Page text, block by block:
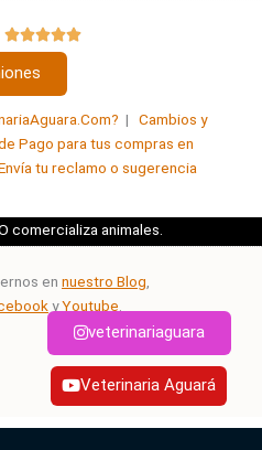
Valorado
5
| Cambios y
Pago para tus compras en
tu reclamo o sugerencia
comercializa animales.
en nuestro Blog
yYoutube
veterinariaguara
Veterinaria Aguará